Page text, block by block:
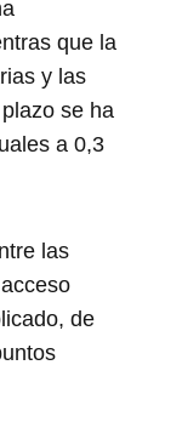
que la
y las
se ha
a 0,3
las
de